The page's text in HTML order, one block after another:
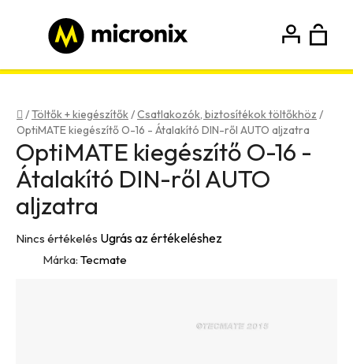
tartalomhoz
Kezdőlap
/Töltők + kiegészítők/Csatlakozók, biztosítékok töltőkhöz /
OptiMATE kiegészítő O-16 - Átalakító DIN-ről AUTO aljzatra
OptiMATE kiegészítő O-16 -
Átalakító DIN-ről AUTO
aljzatra
A
termék
Nincs értékelés Ugrás az értékeléshez
Márka: Tecmate